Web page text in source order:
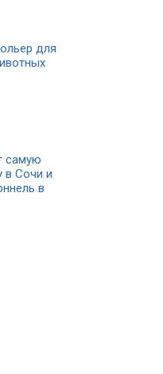
для
самую
в Сочи и
в